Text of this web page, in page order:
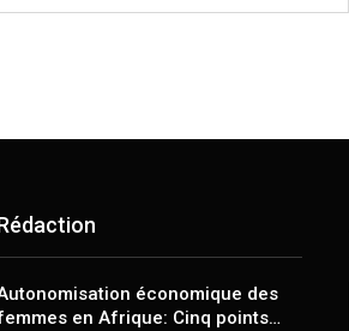
économique des
en Afrique: Cinq points…